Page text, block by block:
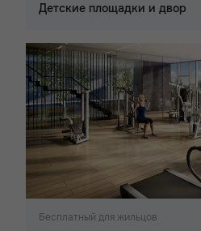
Детские площадки и двор
Бесплатный для жильцов